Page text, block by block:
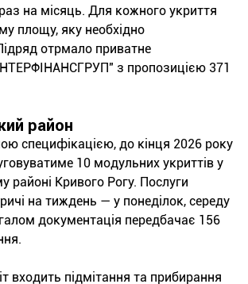
на місяць. Для кожного укриття
площу, яку необхідно
отрмало приватне
з пропозицією 371
район
специфікацією, до кінця 2026 року
10 модульних укриттів у
районі Кривого Рогу. Послуги
на тиждень — у понеділок, середу
документація передбачає 156
входить підмітання та прибирання